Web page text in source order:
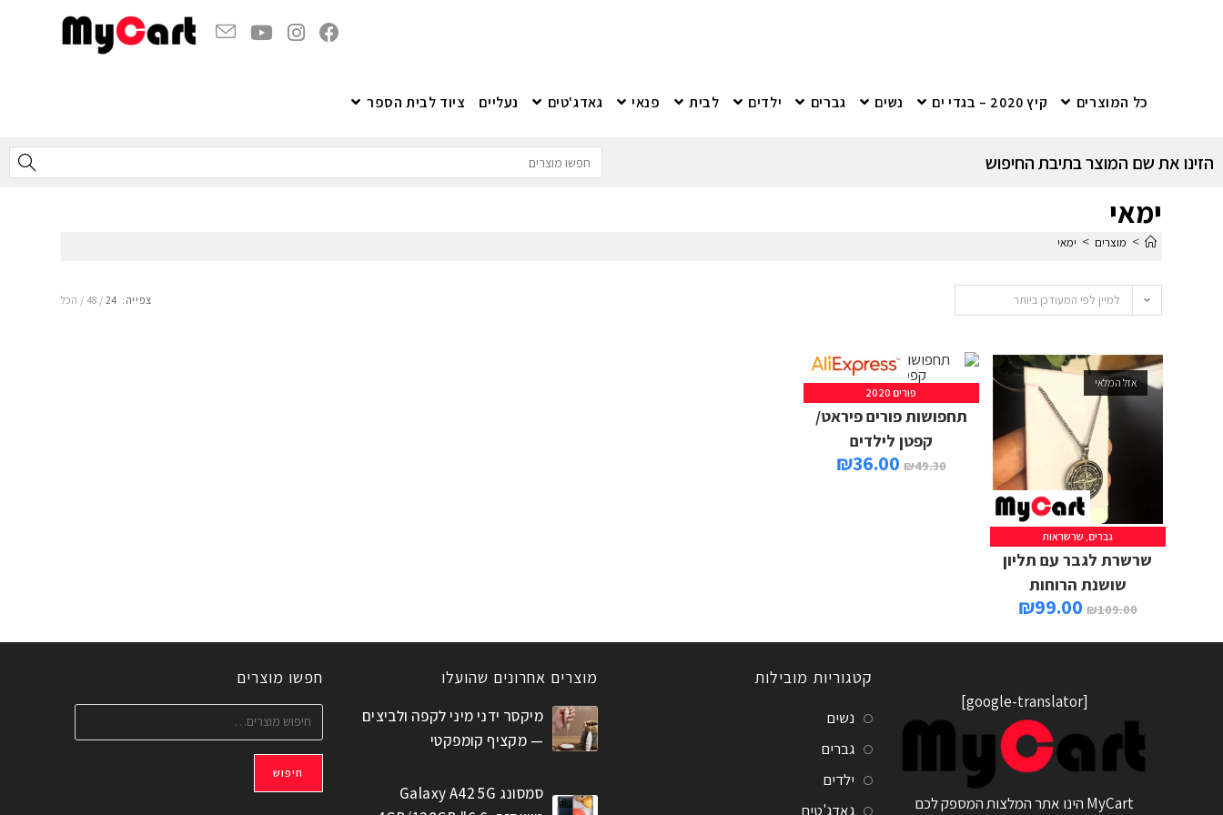
כל המוצרים קיץ 2020 – בגדי ים נשים גברים ילדים לבית פנאי גאדג'טים נעליים ציוד לבית הספר
הזינו את שם המוצר בתיבת החיפוש
ימאי
> מוצרים > ימאי
למיין לפי המעודכן ביותר צפייה: 24
48 הכל
אזל המלאי
מידע נוסף
גברים, שרשראות
שרשרת לגבר עם תליון
שושנת הרוחות
₪109.00
₪99.00
פורים 2020
תחפושות פורים פיראט/
קפטן לילדים
₪49.30
₪36.00
[google-translator]
MyCart הינו אתר המלצות המספק לכם
קטגוריות מובילות
נשים
גברים
ילדים
גאדג'טים
מוצרים אחרונים שהועלו
מיקסר ידני מיני לקפה ולביצים
— מקציף קומפקטי
סמסונג Galaxy A42 5G
חפשו מוצרים
חיפוש